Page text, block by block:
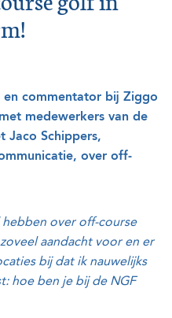
commentator bij Ziggo
medewerkers van de
Jaco Schippers,
over off-
over off-course
aandacht voor en er
bij dat ik nauwelijks
hoe ben je bij de NGF